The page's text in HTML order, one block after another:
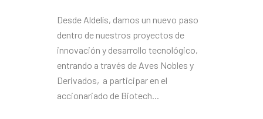
Desde Aldelís, damos un nuevo paso
dentro de nuestros proyectos de
innovación y desarrollo tecnológico,
entrando a través de Aves Nobles y
Derivados, a participar en el
accionariado de Biotech...